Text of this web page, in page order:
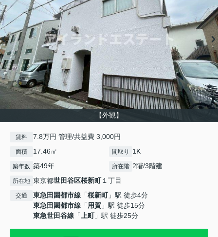
【外観】
賃料 7.8万円 管理/共益費 3,000円
面積 17.46㎡ 間取り 1K
築年数 築49年 所在階 2階/3階建
所在地 東京都世田谷区桜新町１丁目
交通 東急田園都市線 「桜新町」駅 徒歩4分
東急田園都市線 「用賀 」駅 徒歩15分
東急世田谷線 「上町」駅 徒歩25分